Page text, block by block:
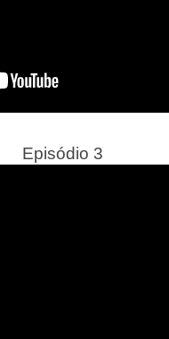
Episódio 3